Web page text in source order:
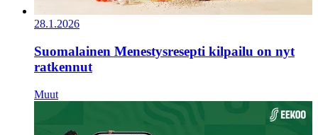
28.1.2026
Suomalainen Menestysresepti kilpailu on nyt
ratkennut
Muut